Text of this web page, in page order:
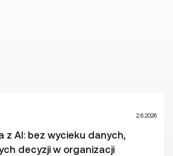
2.6.2026
z AI: bez wycieku danych,
decyzji w organizacji